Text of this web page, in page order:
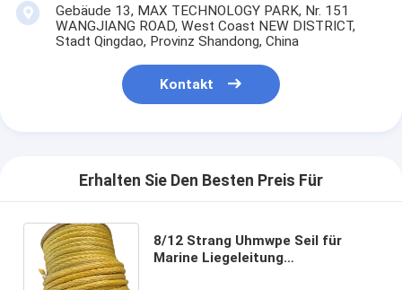
Gebäude 13, MAX TECHNOLOGY PARK, Nr. 151
WANGJIANG ROAD, West Coast NEW DISTRICT,
Stadt Qingdao, Provinz Shandong, China
Kontakt
Erhalten Sie Den Besten Preis Für
8/12 Strang Uhmwpe Seil für
Marine Liegeleitung